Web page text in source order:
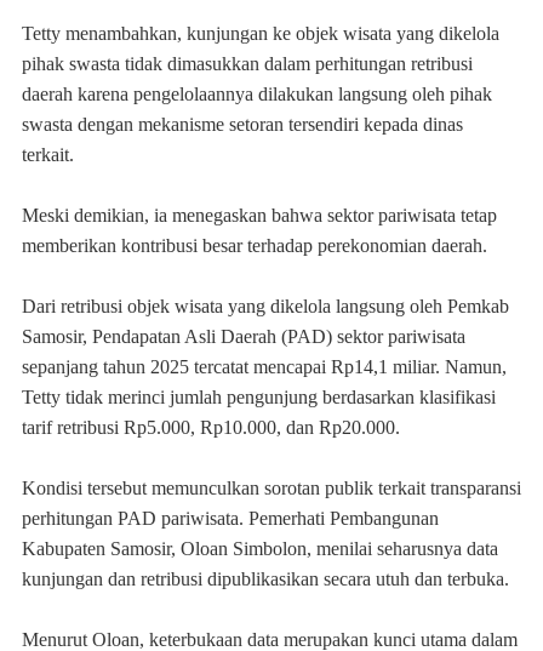
Tetty menambahkan, kunjungan ke objek wisata yang dikelola
pihak swasta tidak dimasukkan dalam perhitungan retribusi
daerah karena pengelolaannya dilakukan langsung oleh pihak
swasta dengan mekanisme setoran tersendiri kepada dinas
terkait.
Meski demikian, ia menegaskan bahwa sektor pariwisata tetap
memberikan kontribusi besar terhadap perekonomian daerah.
Dari retribusi objek wisata yang dikelola langsung oleh Pemkab
Samosir, Pendapatan Asli Daerah (PAD) sektor pariwisata
sepanjang tahun 2025 tercatat mencapai Rp14,1 miliar. Namun,
Tetty tidak merinci jumlah pengunjung berdasarkan klasifikasi
tarif retribusi Rp5.000, Rp10.000, dan Rp20.000.
Kondisi tersebut memunculkan sorotan publik terkait transparansi
perhitungan PAD pariwisata. Pemerhati Pembangunan
Kabupaten Samosir, Oloan Simbolon, menilai seharusnya data
kunjungan dan retribusi dipublikasikan secara utuh dan terbuka.
Menurut Oloan, keterbukaan data merupakan kunci utama dalam